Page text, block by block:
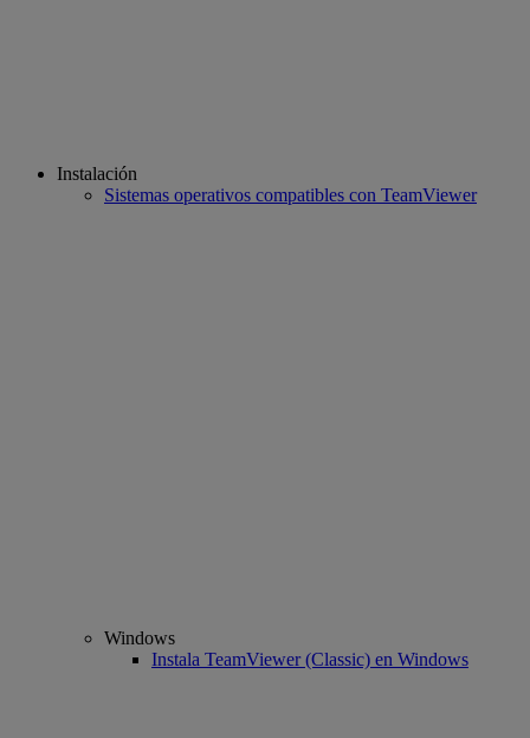
Instalación
Sistemas operativos compatibles con TeamViewer
Windows
Instala TeamViewer (Classic) en Windows